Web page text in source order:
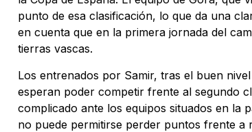
punto de esa clasificación, lo que da una
en cuenta que en la primera jornada del
tierras vascas.
Los entrenados por Samir, tras el buen
esperan poder competir frente al segundo
complicado ante los equipos situados en la
no puede permitirse perder puntos frente a